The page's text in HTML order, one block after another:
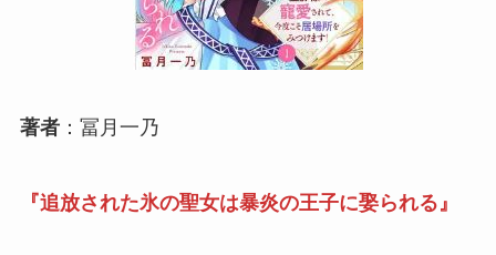
著者：冨月一乃
『追放された氷の聖女は暴炎の王子に娶られる』